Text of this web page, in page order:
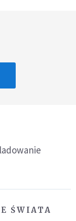
ŚWIATA